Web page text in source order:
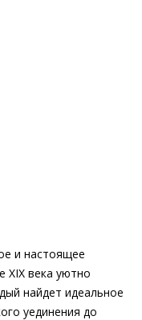
и настоящее
XIX века уютно
найдет идеальное
уединения до